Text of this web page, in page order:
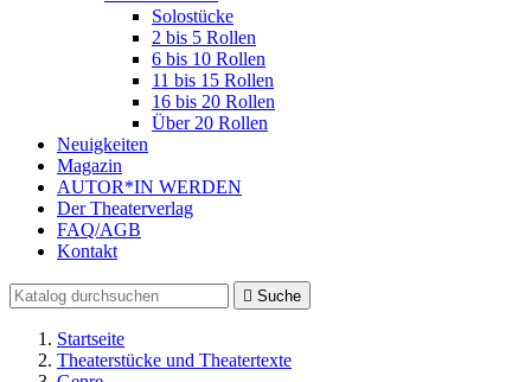
Solostücke
2 bis 5 Rollen
6 bis 10 Rollen
11 bis 15 Rollen
16 bis 20 Rollen
Über 20 Rollen
Neuigkeiten
Magazin
AUTOR*IN WERDEN
Der Theaterverlag
FAQ/AGB
Kontakt
 Suche
Startseite
Theaterstücke und Theatertexte